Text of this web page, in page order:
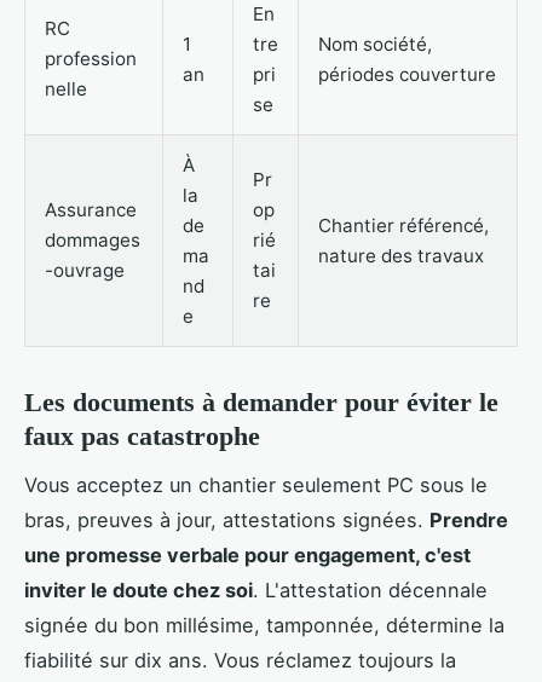
RC
profession
nelle
1
an
En
tre
pri
se
Nom société,
périodes couverture
Assurance
dommages
-ouvrage
À
la
de
ma
nd
e
Pr
op
rié
tai
re
Chantier référencé,
nature des travaux
Les documents à demander pour éviter le
faux pas catastrophe
Vous acceptez un chantier seulement PC sous le
bras, preuves à jour, attestations signées. Prendre
une promesse verbale pour engagement, c'est
inviter le doute chez soi. L'attestation décennale
signée du bon millésime, tamponnée, détermine la
fiabilité sur dix ans. Vous réclamez toujours la